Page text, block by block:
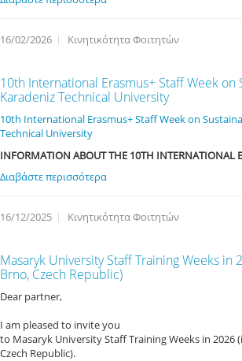
16/02/2026 Κινητικότητα Φοιτητών
10th International Erasmus+ Staff Week on
Karadeniz Technical University
10th International Erasmus+ Staff Week on
Technical University
INFORMATION ABOUT THE 10TH INTERNATIONAL
Διαβάστε περισσότερα
16/12/2025 Κινητικότητα Φοιτητών
Masaryk University Staff Training Weeks in
Brno, Czech Republic)
Dear partner,
I am pleased to invite you
to Masaryk University Staff Training Weeks in 2026
Czech Republic).